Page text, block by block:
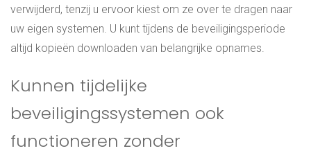
verwijderd, tenzij u ervoor kiest om ze over te dragen naar
uw eigen systemen. U kunt tijdens de beveiligingsperiode
altijd kopieën downloaden van belangrijke opnames.
Kunnen tijdelijke
beveiligingssystemen ook
functioneren zonder